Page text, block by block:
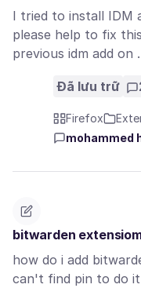
I tried to install IDM
please help to fix
previous idm add on .
Đã lưu trữ
Firefox
mohammed
bitwarden
how do i add
can't find pin to do it